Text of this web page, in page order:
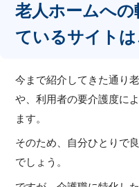
老人ホームへ
ているサイトは
今まで紹介してきた通り
や、利用者の要介護度に
ます。
そのため、自分ひとりで
でしょう。